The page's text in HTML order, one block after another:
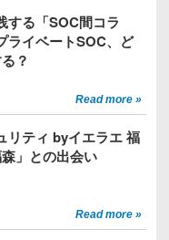
する「SOC間コラ
ライベートSOC、ど
？
Read more »
リティ byイエラエ 福
」との出会い
Read more »